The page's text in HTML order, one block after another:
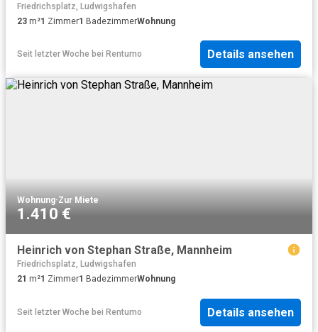
Friedrichsplatz, Ludwigshafen
23 m²1 Zimmer1 BadezimmerWohnung
Seit letzter Woche bei Rentumo Details ansehen
Wohnung·Zur Miete
1.410 €
Heinrich von Stephan Straße, Mannheim
Friedrichsplatz, Ludwigshafen
21 m²1 Zimmer1 BadezimmerWohnung
Seit letzter Woche bei Rentumo Details ansehen